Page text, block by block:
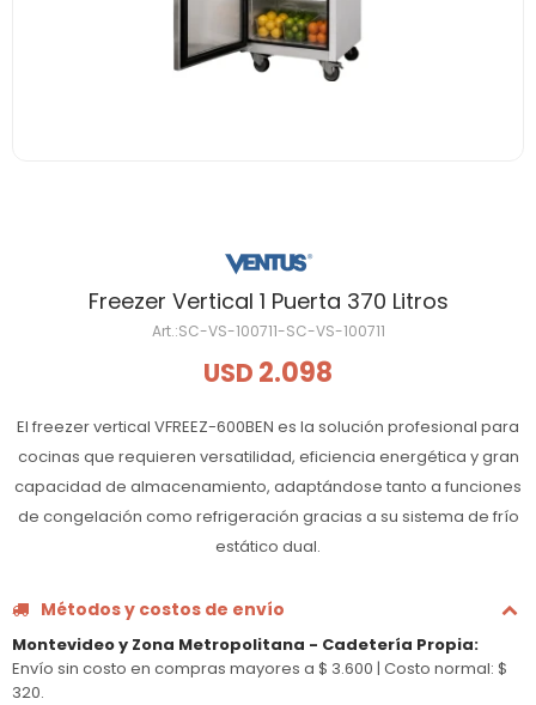
Freezer Vertical 1 Puerta 370 Litros
SC-VS-100711-SC-VS-100711
USD 2.098
El freezer vertical VFREEZ-600BEN es la solución profesional para
cocinas que requieren versatilidad, eficiencia energética y gran
capacidad de almacenamiento, adaptándose tanto a funciones
de congelación como refrigeración gracias a su sistema de frío
estático dual.
Métodos y costos de envío
Montevideo y Zona Metropolitana - Cadetería Propia:
Envío sin costo en compras mayores a $ 3.600 | Costo normal: $
320.